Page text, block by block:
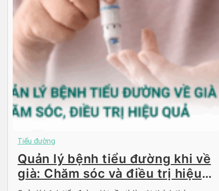
Tiểu đường
Quản lý bệnh tiểu đường khi về
già: Chăm sóc và điều trị hiệu
quả cho người cao tuổi